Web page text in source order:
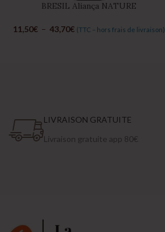
BRESIL Aliança NATURE
11,50€ – 43,70€ (TTC – hors frais de livraison)
LIVRAISON GRATUITE
Livraison gratuite app 80€